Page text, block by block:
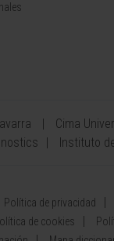
Cima
Instituto
Política de privacidad
de cookies